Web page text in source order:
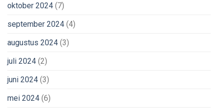
oktober 2024 (7)
september 2024 (4)
augustus 2024 (3)
juli 2024 (2)
juni 2024 (3)
mei 2024 (6)